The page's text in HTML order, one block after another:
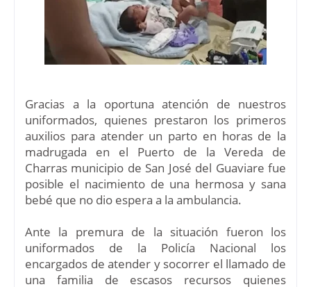
Gracias a la oportuna atención de nuestros
uniformados, quienes prestaron los primeros
auxilios para atender un parto en horas de la
madrugada en el Puerto de la Vereda de
Charras municipio de San José del Guaviare fue
posible el nacimiento de una hermosa y sana
bebé que no dio espera a la ambulancia.
Ante la premura de la situación fueron los
uniformados de la Policía Nacional los
encargados de atender y socorrer el llamado de
una familia de escasos recursos quienes